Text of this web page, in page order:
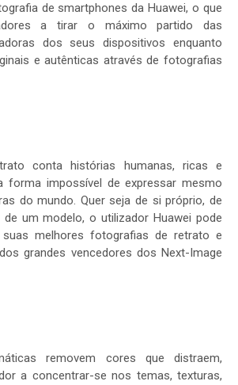
de smartphones da Huawei, o que
a tirar o máximo partido das
dos seus dispositivos enquanto
e autênticas através de fotografias
conta histórias humanas, ricas e
forma impossível de expressar mesmo
do mundo. Quer seja de si próprio, de
um modelo, o utilizador Huawei pode
melhores fotografias de retrato e
grandes vencedores dos Next-Image
removem cores que distraem,
a concentrar-se nos temas, texturas,